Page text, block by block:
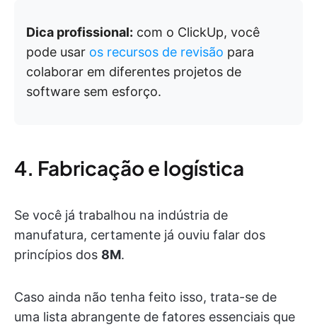
Dica profissional: com o ClickUp, você
pode usar os recursos de revisão para
colaborar em diferentes projetos de
software sem esforço.
4. Fabricação e logística
Se você já trabalhou na indústria de
manufatura, certamente já ouviu falar dos
princípios dos 8M.
Caso ainda não tenha feito isso, trata-se de
uma lista abrangente de fatores essenciais que